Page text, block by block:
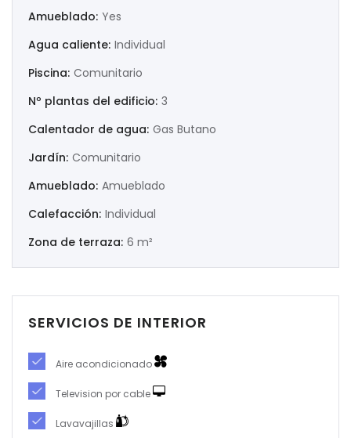
|-Madrid
|-Navarra
|-Pontevedra
|-Segovia
|-Sevilla
Amueblado: Yes
Agua caliente: Individual
Piscina: Comunitario
Nº plantas del edificio: 3
Calentador de agua: Gas Butano
Jardín: Comunitario
Amueblado: Amueblado
Calefacción: Individual
Zona de terraza: 6 m²
SERVICIOS DE INTERIOR
Aire acondicionado
Television por cable
Lavavajillas